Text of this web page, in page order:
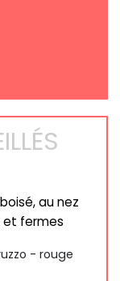
au nez
et fermes
- rouge